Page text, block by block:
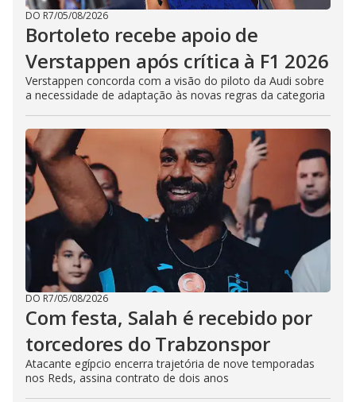
DO R7/05/08/2026
Bortoleto recebe apoio de
Verstappen após crítica à F1 2026
Verstappen concorda com a visão do piloto da Audi sobre
a necessidade de adaptação às novas regras da categoria
DO R7/05/08/2026
Com festa, Salah é recebido por
torcedores do Trabzonspor
Atacante egípcio encerra trajetória de nove temporadas
nos Reds, assina contrato de dois anos